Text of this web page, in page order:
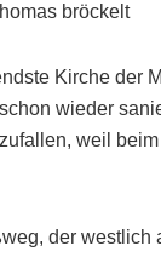
bröckelt
Kirche der
wieder
weil
der westlich